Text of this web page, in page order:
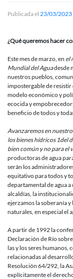
Publicada el 23/03/2023
¿Qué queremos hacer
Este mes de marzo, en el
Mundial del Aguadesde
nuestros pueblos,
impostergable de resistir
modelo económico y
ecocida y
beneficio de todos y
Avanzaremos en
los bienes hídricos 1del
bien común y no para el
productoras de agua
serán los
equitativo para todos y
departamental de agua
alcaldías, la
ejerzamos la soberanía
naturales, en especial el
A partir de 1992 la
Declaración de Río
las y los seres
relacionadas al
Resolución 64/292, la
explícitamente el